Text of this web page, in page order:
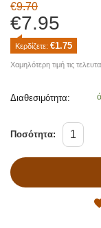
€9.70
€7.95
Κερδίζετε: €1.75
Χαμηλότερη τιμή τις
Διαθεσιμότητα:
Ποσότητα: